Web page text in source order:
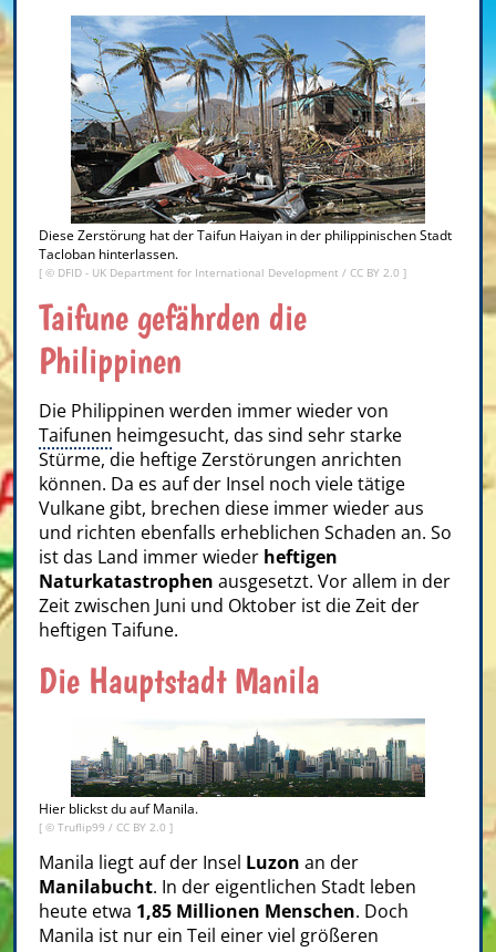
Diese Zerstörung hat der Taifun Haiyan in der philippinischen Stadt
Tacloban hinterlassen.
[ © DFID - UK Department for International Development / CC BY 2.0 ]
Taifune gefährden die
Philippinen
Die Philippinen werden immer wieder von
Taifunen heimgesucht, das sind sehr starke
Stürme, die heftige Zerstörungen anrichten
können. Da es auf der Insel noch viele tätige
Vulkane gibt, brechen diese immer wieder aus
und richten ebenfalls erheblichen Schaden an. So
ist das Land immer wieder heftigen
Naturkatastrophen ausgesetzt. Vor allem in der
Zeit zwischen Juni und Oktober ist die Zeit der
heftigen Taifune.
Die Hauptstadt Manila
Hier blickst du auf Manila.
[ © Truflip99 / CC BY 2.0 ]
Manila liegt auf der Insel Luzon an der
Manilabucht. In der eigentlichen Stadt leben
heute etwa 1,85 Millionen Menschen. Doch
Manila ist nur ein Teil einer viel größeren